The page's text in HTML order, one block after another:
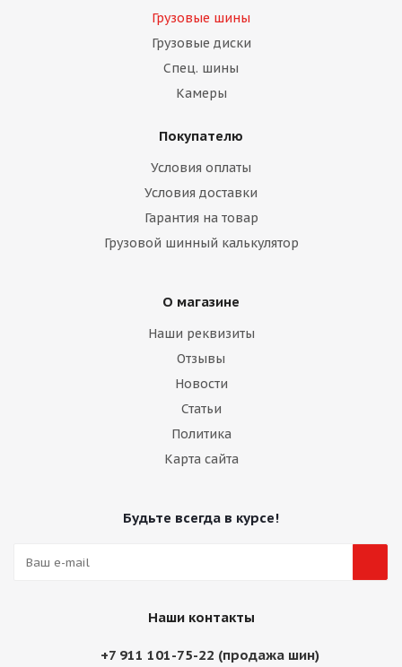
Грузовые шины
Грузовые диски
Спец. шины
Камеры
Покупателю
Условия оплаты
Условия доставки
Гарантия на товар
Грузовой шинный калькулятор
О магазине
Наши реквизиты
Отзывы
Новости
Статьи
Политика
Карта сайта
Будьте всегда в курсе!
Наши контакты
+7 911 101-75-22 (продажа шин)